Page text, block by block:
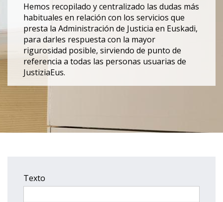
Hemos recopilado y centralizado las dudas más
habituales en relación con los servicios que
presta la Administración de Justicia en Euskadi,
para darles respuesta con la mayor
rigurosidad posible, sirviendo de punto de
referencia a todas las personas usuarias de
JustiziaEus.
Texto